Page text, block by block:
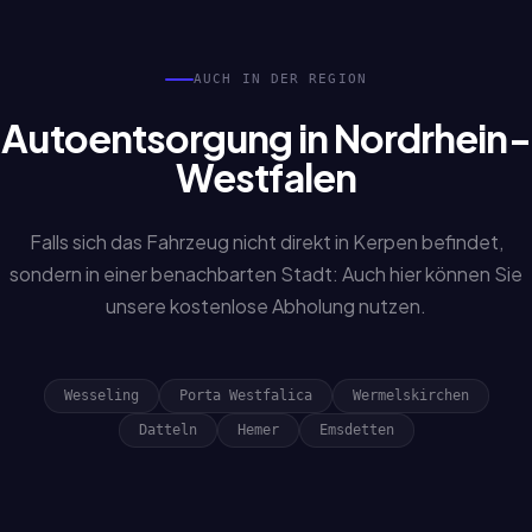
AUCH IN DER REGION
Autoentsorgung in Nordrhein-
Westfalen
Falls sich das Fahrzeug nicht direkt in Kerpen befindet,
sondern in einer benachbarten Stadt: Auch hier können Sie
unsere kostenlose Abholung nutzen.
Wesseling Porta Westfalica Wermelskirchen
Datteln Hemer Emsdetten